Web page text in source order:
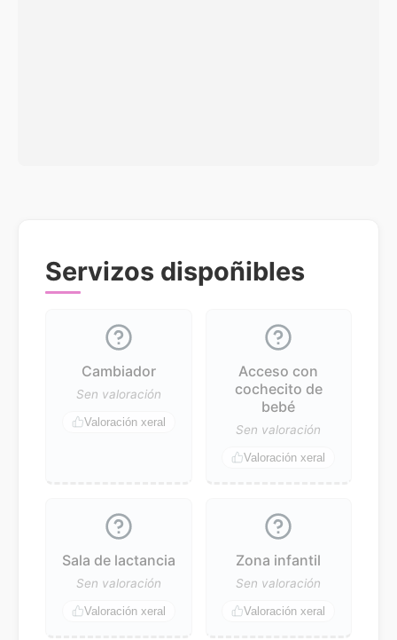
Servizos dispoñibles
Cambiador
Sen valoración
Valoración xeral
Acceso con
cochecito de
bebé
Sen valoración
Valoración xeral
Sala de lactancia
Sen valoración
Valoración xeral
Zona infantil
Sen valoración
Valoración xeral